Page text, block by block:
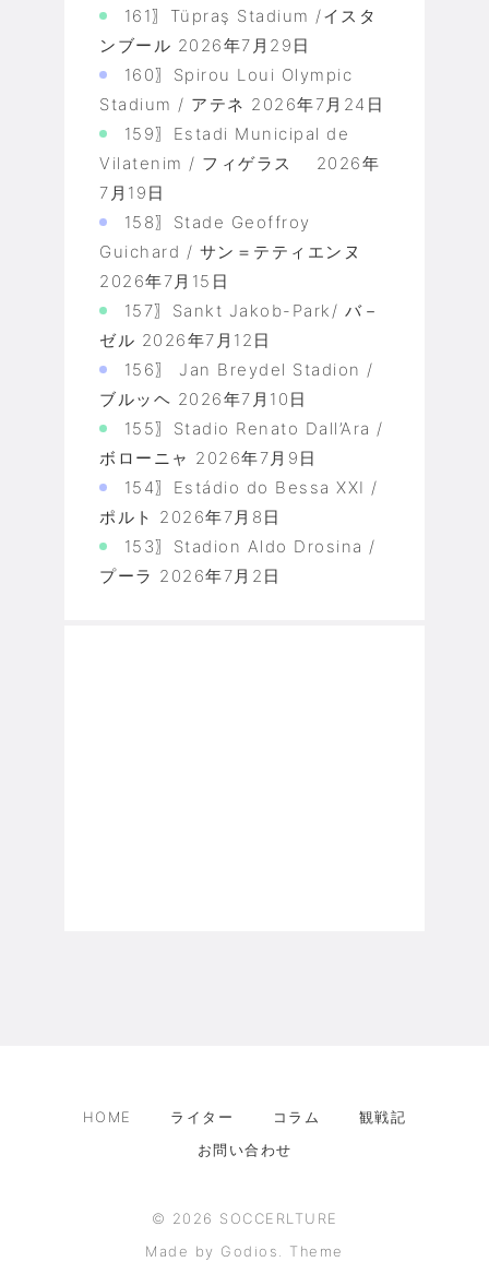
161〗Tüpraş Stadium /イスタ
ンブール 2026年7月29日
160〗Spirou Loui Olympic
Stadium / アテネ 2026年7月24日
159〗Estadi Municipal de
Vilatenim / フィゲラス
2026年
7月19日
158〗Stade Geoffroy
Guichard / サン＝テティエンヌ
2026年7月15日
157〗Sankt Jakob-Park/ バ－
ゼル 2026年7月12日
156〗 Jan Breydel Stadion /
ブルッヘ 2026年7月10日
155〗Stadio Renato Dall’Ara /
ボローニャ 2026年7月9日
154〗Estádio do Bessa XXI /
ポルト 2026年7月8日
153〗Stadion Aldo Drosina /
プーラ 2026年7月2日
HOME ライター コラム
観戦記
お問い合わせ
© 2026 SOCCERLTURE
Made by Godios. Theme